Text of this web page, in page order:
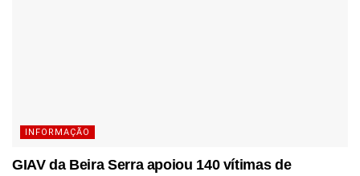
INFORMAÇÃO
GIAV da Beira Serra apoiou 140 vítimas de